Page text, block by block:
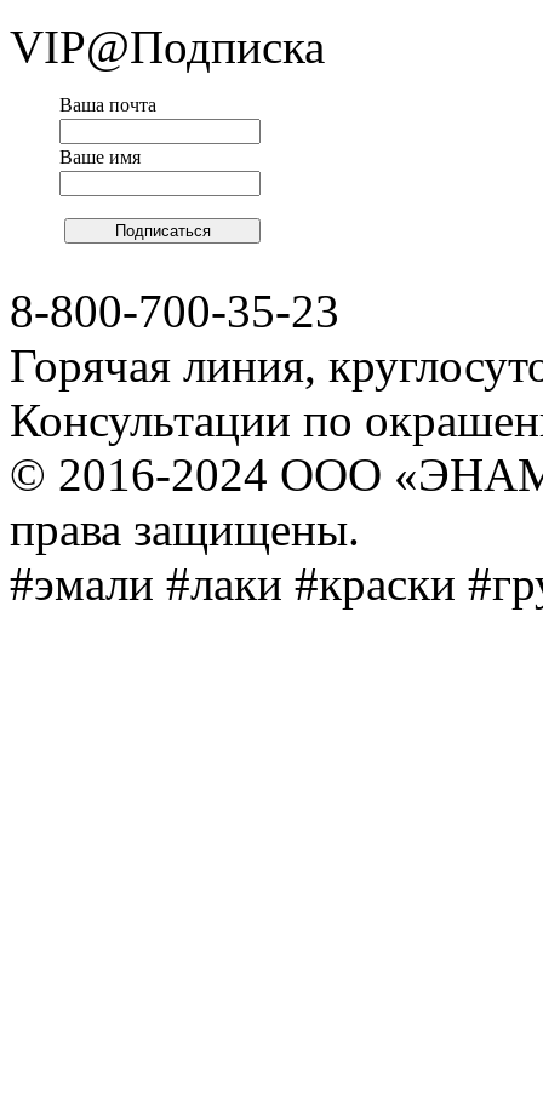
VIP@Подписка
Ваша почта
Ваше имя
8-800-700-35-23
Горячая линия,
Консультации по
© 2016-2024 ООО
права защищены.
#эмали #лаки #краски